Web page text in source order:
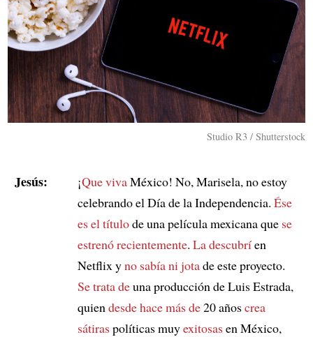
Studio R3 / Shutterstock
Jesús: ¡Que vivaMéxico! No, Marisela, no estoy
celebrando el Día de la Independencia. Ése
es el títulode una película mexicana que se
estrenó recientemente. La descubríen
Netflix yno sabía ni jotade este proyecto.
Se trata deuna producción de Luis Estrada,
quien desde hace más de20 añoscrea
sátiraspolíticas muyexitosasen México,